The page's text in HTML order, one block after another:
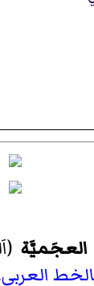
العجَميَّة(
العربي